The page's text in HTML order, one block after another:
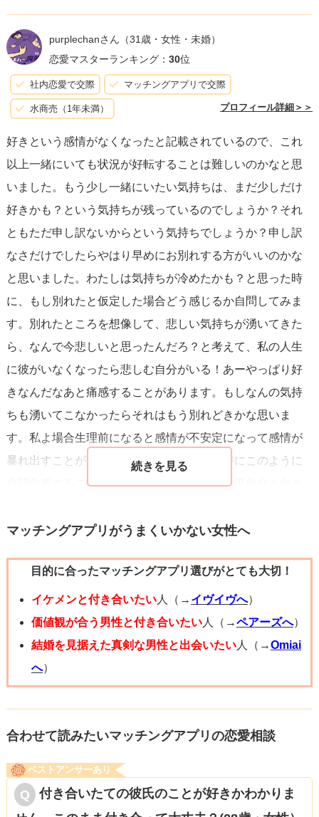
最終的には、自分自身の幸福を最優先に考えるべきです。
どんな選択をするにしても、
自分の心に正直であること
が、あなたと彼の両方にとって最も良い結果をもたらしま
す。時には自分の感情に従って行動することが、最終的に
は二人の幸せへの道となるのです。
purplechanさん （31歳・女性・未婚）
恋愛マスターランキング： 30位
社内恋愛で交際 マッチングアプリで交際
水商売（1年未満） プロフィール詳細＞＞
好きという感情がなくなったと記載されているので、これ
以上一緒にいても状況が好転することは難しいのかなと思
いました。もう少し一緒にいたい気持ちは、まだ少しだけ
好きかも？という気持ちが残っているのでしょうか？それ
ともただ申し訳ないからという気持ちでしょうか？申し訳
なさだけでしたらやはり早めにお別れする方がいいのかな
と思いました。わたしは気持ちが冷めたかも？と思った時
に、もし別れたと仮定した場合どう感じるか自問してみま
す。別れたところを想像して、悲しい気持ちが湧いてきた
ら、なんで今悲しいと思ったんだろ？と考えて、私の人生
に彼がいなくなったら悲しむ自分がいる！あーやっぱり好
きなんだなあと痛感することがあります。もしなんの気持
ちも湧いてこなかったらそれはもう別れどきかな思いま
す。私よ場合生理前になると感情が不安定になって感情が
暴れ出すことがあります。なのでそういう時にこのように
自問自答することが多いです。質問者様も一度自分と向き
情が湧いてくるのかを判断材料にしてみてくださいね♪
マッチングアプリがうまくいかない女性へ
目的に合ったマッチングアプリ選びがとても大切！
イケメンと付き合いたい人（→ イヴイヴへ）
価値観が合う男性と付き合いたい人（→ペアーズへ）
結婚を見据えた真剣な男性と出会いたい人（→Omiai
へ）
合わせて読みたいマッチングアプリの恋愛相談
ベストアンサーあり
付き合いたての彼氏のことが好きかわかりま